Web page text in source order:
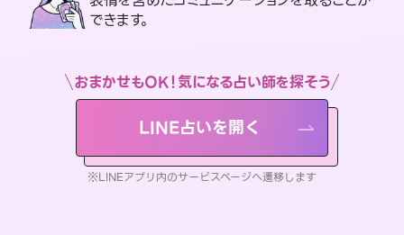
できます。
おまかせもOK！気になる占い師を探そう
LINE占いを開く
※LINEアプリ内のサービスページへ遷移します